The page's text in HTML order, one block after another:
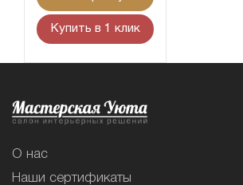
Купить в 1 клик
О нас
Наши сертификаты